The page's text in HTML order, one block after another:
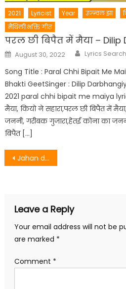
2021 Lyricist Year उज्ज्वल झा
मैथिली भक्ति गीत
परल छी बिपैत में मैया – Dilip
Posted
on
August 30, 2022 Author
Lyrics Search
Song Title : Paral Chhi Bipait Me
Bhakti GeetSinger : Dilip
2021 paral chhi bipait me maiya
मैया, कियो ने सहारा,परल छी बिपैत में
जननी, गरीबक गुजारा,हेतई कोना का
बिपैत […]
Post
Jahan daal daal par lyrics
Leave a Reply
Your email address will not be
are marked *
Comment *